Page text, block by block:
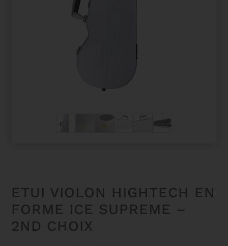
ETUI VIOLON HIGHTECH EN
FORME ICE SUPREME –
2ND CHOIX